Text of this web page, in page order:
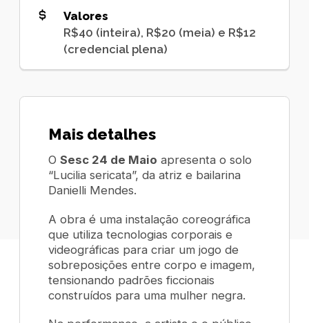
Valores
R$40 (inteira), R$20 (meia) e R$12
(credencial plena)
Mais detalhes
OSesc 24 de Maio apresenta o solo
“Lucilia sericata”, da atriz e bailarina
Danielli Mendes.
A obra é uma instalação coreográfica
que utiliza tecnologias corporais e
videográficas para criar um jogo de
sobreposições entre corpo e imagem,
tensionando padrões ficcionais
construídos para uma mulher negra.